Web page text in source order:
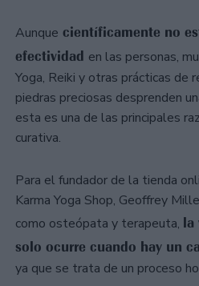
Aunque científicamente no
efectividad en las personas,
Yoga, Reiki y otras prácticas de
piedras preciosas desprenden
esta es una de las principales
curativa.
Para el fundador de la tienda
Karma Yoga Shop, Geoffrey
como osteópata y terapeuta, la
solo ocurre cuando hay un
ya que se trata de un proceso